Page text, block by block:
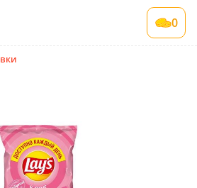
0
срок годности 6 мес